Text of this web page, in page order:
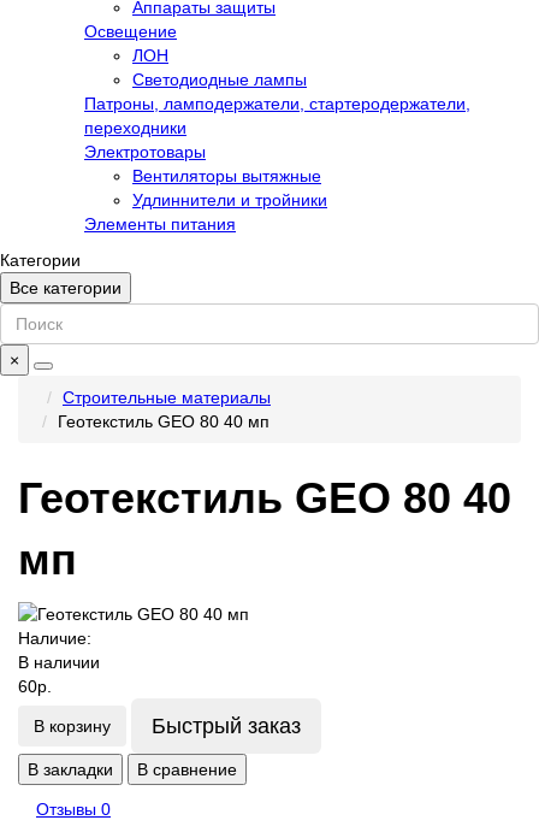
Аппараты защиты
Освещение
ЛОН
Светодиодные лампы
Патроны, ламподержатели, стартеродержатели,
переходники
Электротовары
Вентиляторы вытяжные
Удлиннители и тройники
Элементы питания
Категории
Все категории
×
Строительные материалы
Геотекстиль GEO 80 40 мп
Геотекстиль GEO 80 40
мп
Наличие:
В наличии
60р.
В корзину Быстрый заказ
В закладки В сравнение
Отзывы 0